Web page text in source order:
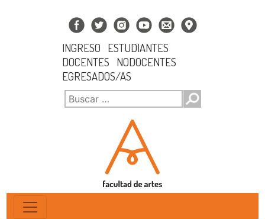
INGRESO
ESTUDIANTES
DOCENTES
NODOCENTES
EGRESADOS/AS